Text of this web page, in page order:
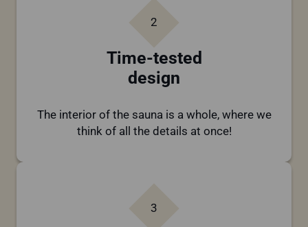
2
Time-tested
design
The interior of the sauna is a whole, where we
think of all the details at once!
3